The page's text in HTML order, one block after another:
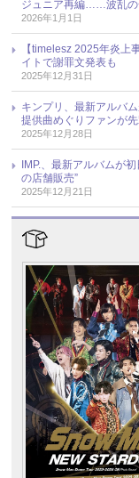
ジュニア再編……波乱の
2026年1月1日
【timelesz 2025年炎
イトで謝罪文発表も
2025年12月31日
キンプリ、最新アルバ
提供曲めぐりファンが
2025年12月28日
IMP.、最新アルバムが
の店舗販売”
2025年12月21日